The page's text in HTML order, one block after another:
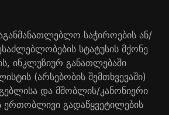
საჭიროების ან/
სტატუსის მქონე
ინკლუზიურ განათლებაში
(არსებობის შემთხვევაში)
და მშობლის/კანონიერი
ერთობლივი გადაწყვეტილების